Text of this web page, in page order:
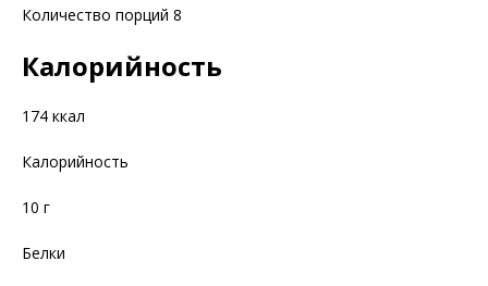
Количество порций 8
Калорийность
174 ккал
Калорийность
10 г
Белки